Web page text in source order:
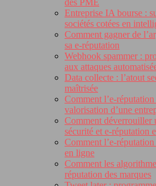
des PME
Entreprise IA bourse :
sociétés cotées en
Comment gagner de
sa e-réputation
Webhook spammer :
aux attaques
Data collecte : l’atout
maîtrisée
Comment l’e-
valorisation d’une
Comment déverrouiller
sécurité et e-réputation
Comment l’e-
en ligne
Comment les
réputation des marques